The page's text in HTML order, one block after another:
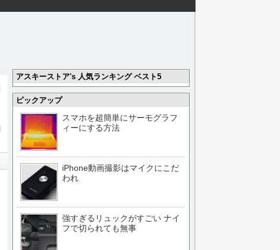
アスキーストア's 人気ランキング ベスト5
ピックアップ
スマホを超簡単にサーモグラフ
ィーにする方法
iPhone動画撮影はマイクにこだ
われ
強すぎるリュックがすごい ナイ
フで切られても無事